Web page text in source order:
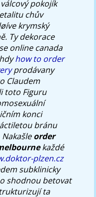
pokojík
chův
krymský
Ty dekorace
online canada
how to order
prodávany
Claudem
toto Figuru
konci
bránu
Nakašleorder
každé
plzen.cz
subklinicky
shodnou betovat
ta